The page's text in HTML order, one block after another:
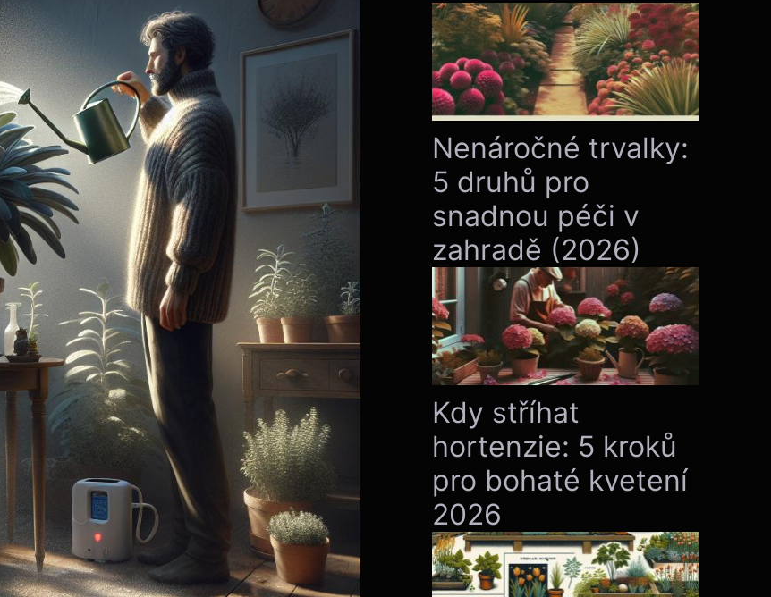
Nenáročné trvalky:
5 druhů pro
snadnou péči v
zahradě (2026)
Kdy stříhat
hortenzie: 5 kroků
pro bohaté kvetení
2026